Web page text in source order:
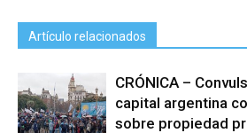
Artículo relacionados
CRÓNICA –
capital argentina
sobre propiedad